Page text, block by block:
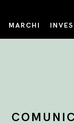
MARCHI